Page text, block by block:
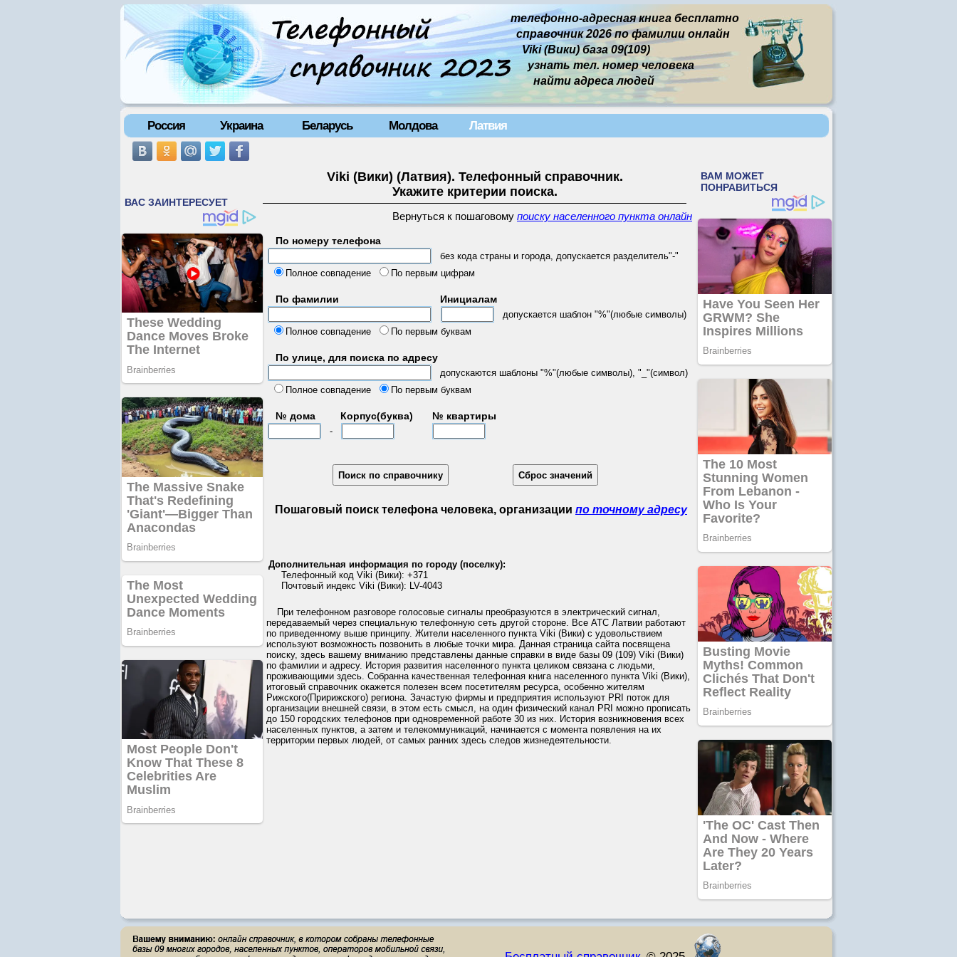
телефонно-адресная книга бесплатно
справочник 2026 по фамилии онлайн
Viki (Вики) база 09(109)
узнать тел. номер человека
найти адреса людей
Россия Украина Беларусь Молдова Латвия
Viki (Вики) (Латвия). Телефонный справочник.
Укажите критерии поиска.
Вернуться к пошаговому поиску населенного пункта онлайн
По номеру телефона
без кода страны и города, допускается разделитель"-"
Полное совпадение
По первым цифрам
По фамилии Инициалам
допускается шаблон "%"(любые символы)
Полное совпадение
По первым буквам
По улице, для поиска по адресу
допускаются шаблоны "%"(любые символы), "_"(символ)
Полное совпадение
По первым буквам
№ дома Корпус(буква) № квартиры
-
Пошаговый поиск телефона человека, организации по точному адресу
Дополнительная информация по городу (поселку):
Телефонный код Viki (Вики): +371
Почтовый индекс Viki (Вики): LV-4043
При телефонном разговоре голосовые сигналы преобразуются в электрический сигнал,
передаваемый через специальную телефонную сеть другой стороне. Все АТС Латвии работают
по приведенному выше принципу. Жители населенного пункта Viki (Вики) с удовольствием
используют возможность позвонить в любые точки мира. Данная страница сайта посвящена
поиску, здесь вашему вниманию представлены данные справки в виде базы 09 (109) Viki (Вики)
по фамилии и адресу. История развития населенного пункта целиком связана с людьми,
проживающими здесь. Собранна качественная телефонная книга населенного пункта Viki (Вики),
итоговый справочник окажется полезен всем посетителям ресурса, особенно жителям
Рижского(Пририжского) региона. Зачастую фирмы и предприятия используют PRI поток для
организации внешней связи, в этом есть смысл, на один физический канал PRI можно прописать
до 150 городских телефонов при одновременной работе 30 из них. История возникновения всех
населенных пунктов, а затем и телекоммуникаций, начинается с момента появления на их
территории первых людей, от самых ранних здесь следов жизнедеятельности.